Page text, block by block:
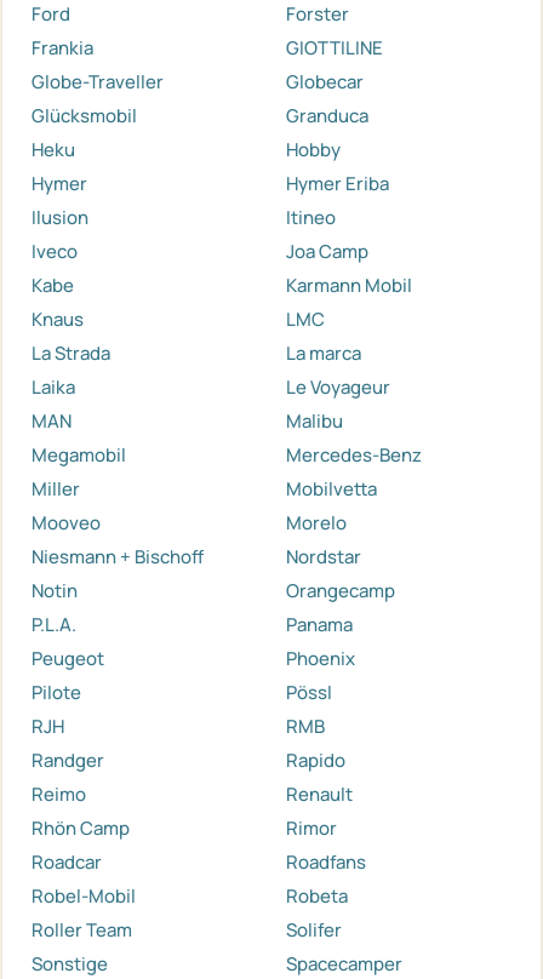
Ford
Forster
Frankia
GIOTTILINE
Globe-Traveller
Globecar
Glücksmobil
Granduca
Heku
Hobby
Hymer
Hymer Eriba
Ilusion
Itineo
Iveco
Joa Camp
Kabe
Karmann Mobil
Knaus
LMC
La Strada
La marca
Laika
Le Voyageur
MAN
Malibu
Megamobil
Mercedes-Benz
Miller
Mobilvetta
Mooveo
Morelo
Niesmann + Bischoff
Nordstar
Notin
Orangecamp
P.L.A.
Panama
Peugeot
Phoenix
Pilote
Pössl
RJH
RMB
Randger
Rapido
Reimo
Renault
Rhön Camp
Rimor
Roadcar
Roadfans
Robel-Mobil
Robeta
Roller Team
Solifer
Sonstige
Spacecamper